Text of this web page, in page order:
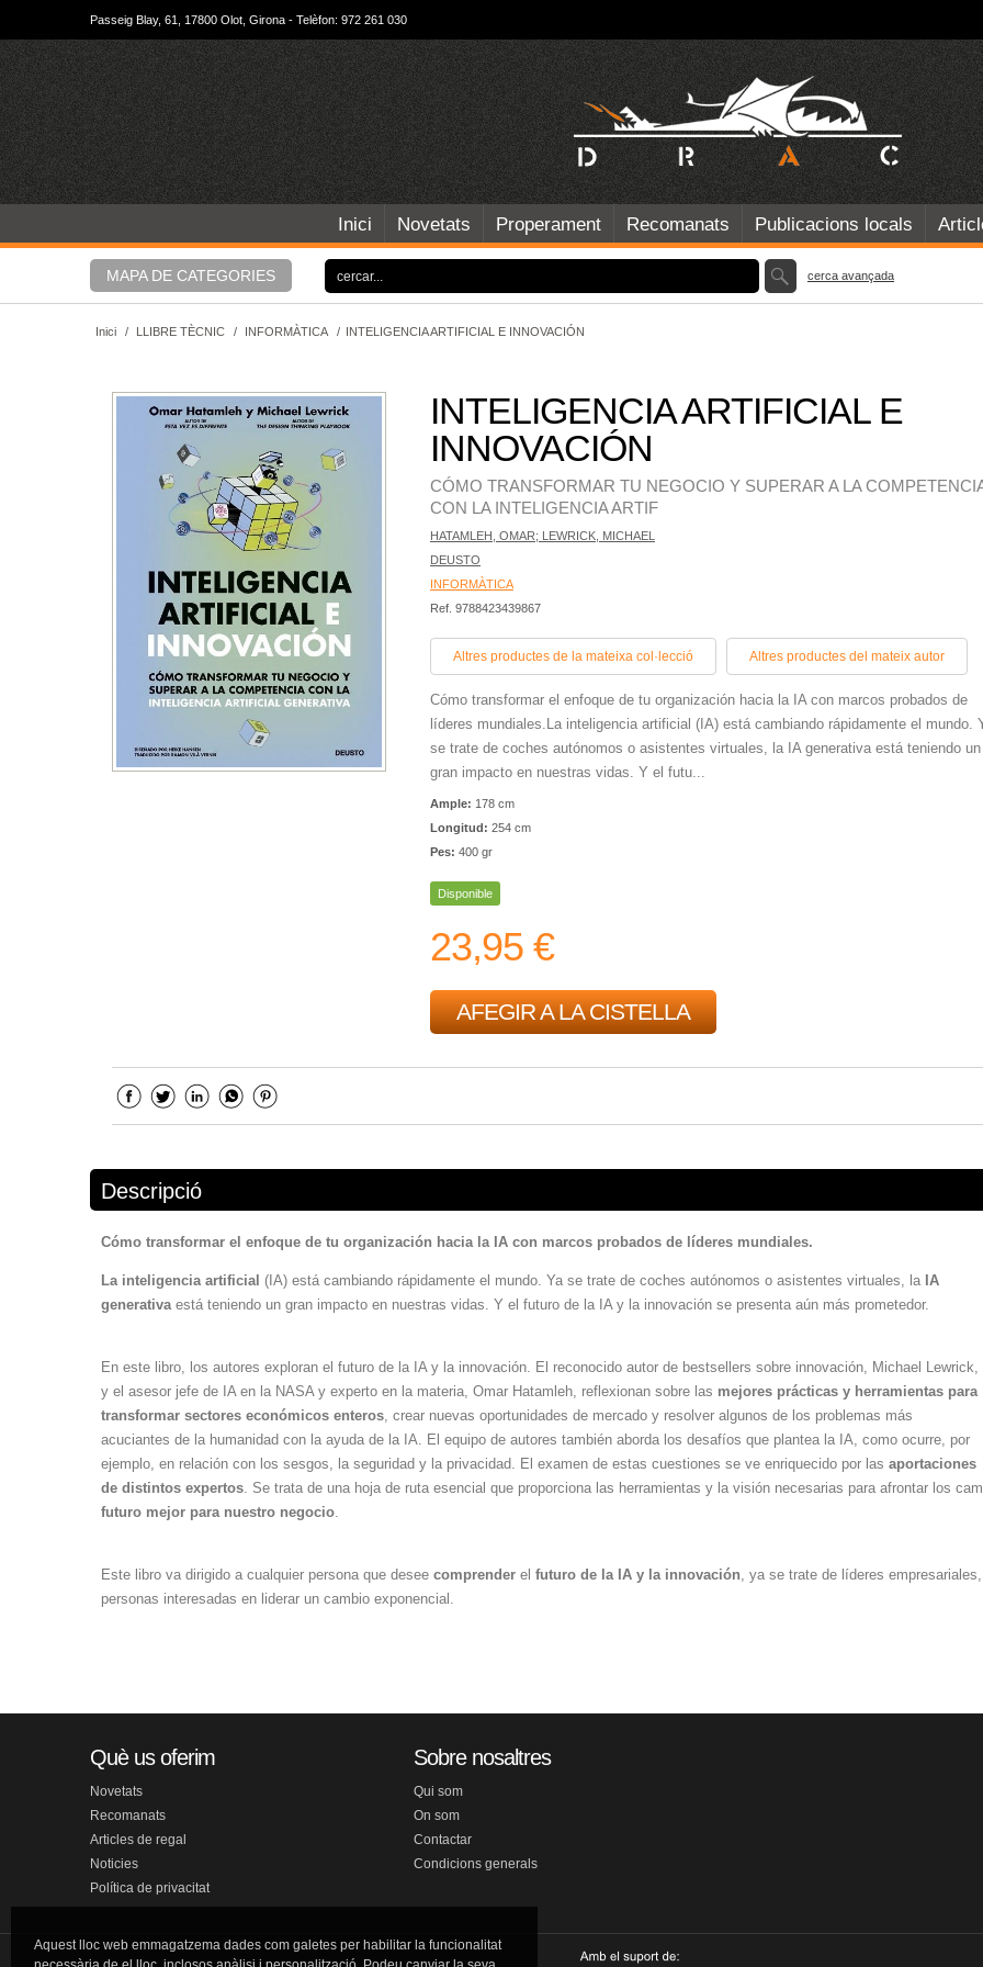
Passeig Blay, 61, 17800 Olot, Girona - Telèfon: 972 261 030
Inici Novetats Properament Recomanats Publicacions locals
MAPA DE CATEGORIES cerca avançada
Inici / LLIBRE TÈCNIC / INFORMÀTICA / INTELIGENCIA ARTIFICIAL E INNOVACIÓN
INTELIGENCIA ARTIFICIAL E
INNOVACIÓN
CÓMO TRANSFORMAR TU NEGOCIO Y SUPERAR A LA
CON LA INTELIGENCIA ARTIF
HATAMLEH, OMAR; LEWRICK, MICHAEL
DEUSTO
INFORMÀTICA
Ref. 9788423439867
Altres productes de la mateixa col·lecció Altres productes del mateix autor
Cómo transformar el enfoque de tu organización hacia la IA con marcos probados de
líderes mundiales.La inteligencia artificial (IA) está cambiando rápidamente el mundo.
se trate de coches autónomos o asistentes virtuales, la IA generativa está teniendo un
gran impacto en nuestras vidas. Y el futu...
Ample: 178 cm
Longitud: 254 cm
Pes: 400 gr
Disponible
23,95 €
AFEGIR A LA CISTELLA
Descripció
Cómo transformar el enfoque de tu organización hacia la IA con marcos probados de líderes mundiales.
La inteligencia artificial (IA) está cambiando rápidamente el mundo. Ya se trate de coches autónomos o asistentes virtuales, la IA
generativaestá teniendo un gran impacto en nuestras vidas. Y el futuro de la IA y la innovación se presenta aún más prometedor.
En este libro, los autores exploran el futuro de la IA y la innovación. El reconocido autor de bestsellers sobre innovación, Michael Lewrick,
y el asesor jefe de IA en la NASA y experto en la materia, Omar Hatamleh, reflexionan sobre las mejores prácticas y herramientas para
transformar sectores económicos enteros, crear nuevas oportunidades de mercado y resolver algunos de los problemas más
acuciantes de la humanidad con la ayuda de la IA. El equipo de autores también aborda los desafíos que plantea la IA, como ocurre, por
ejemplo, en relación con los sesgos, la seguridad y la privacidad. El examen de estas cuestiones se ve enriquecido por las aportaciones
de distintos expertos. Se trata de una hoja de ruta esencial que proporciona las herramientas y la visión necesarias para afrontar los
futuro mejor para nuestro negocio.
Este libro va dirigido a cualquier persona que desee comprender el futuro de la IA y la innovación, ya se trate de líderes
personas interesadas en liderar un cambio exponencial.
Què us oferim
Novetats
Recomanats
Articles de regal
Noticies
Política de privacitat
Sobre nosaltres
Qui som
On som
Contactar
Condicions generals
Aquest lloc web emmagatzema dades com galetes per habilitar la funcionalitat